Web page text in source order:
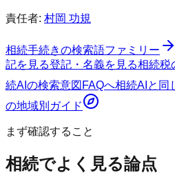
責任者: 村岡 功規
相続手続きの検索語ファミリー
記を見る登記・名義を見る相続税
続AI の検索意図 FAQへ相続AI と同
の地域別ガイド
まず確認すること
相続でよく見る論点